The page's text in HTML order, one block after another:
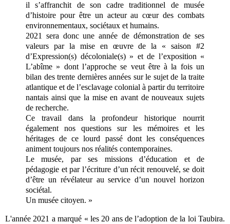
il s’affranchit de son cadre traditionnel de musée
d’histoire pour être un acteur au cœur des combats
environnementaux, sociétaux et humains.
2021 sera donc une année de démonstration de ses
valeurs par la mise en œuvre de la « saison #2
d’Expression(s) décoloniale(s) » et de l’exposition «
L’abîme » dont l’approche se veut être à la fois un
bilan des trente dernières années sur le sujet de la traite
atlantique et de l’esclavage colonial à partir du territoire
nantais ainsi que la mise en avant de nouveaux sujets
de recherche.
Ce travail dans la profondeur historique nourrit
également nos questions sur les mémoires et les
héritages de ce lourd passé dont les conséquences
animent toujours nos réalités contemporaines.
Le musée, par ses missions d’éducation et de
pédagogie et par l’écriture d’un récit renouvelé, se doit
d’être un révélateur au service d’un nouvel horizon
sociétal.
Un musée citoyen. »
L'année 2021 a marqué « les 20 ans de l’adoption de la loi Taubira.